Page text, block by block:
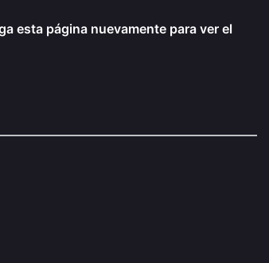
esta página nuevamente para ver el